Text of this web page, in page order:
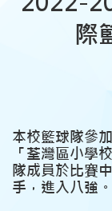
際
本校籃球隊參
「荃灣區小學
隊成員於比賽
手，進入八強。